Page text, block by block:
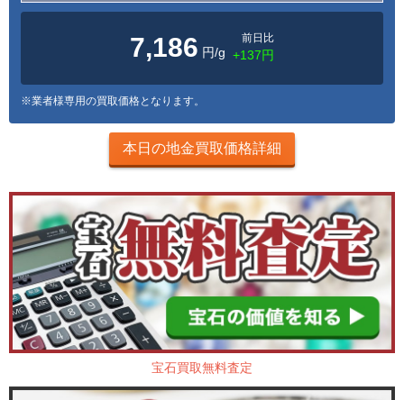
7,186 円/g
前日比
+137円
※業者様専用の買取価格となります。
本日の地金買取価格詳細
宝石買取無料査定